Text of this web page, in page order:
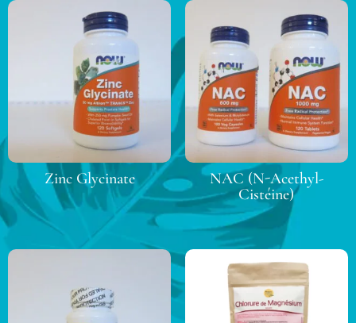
Zinc Glycinate
NAC (N-Acethyl-
Cistéine)